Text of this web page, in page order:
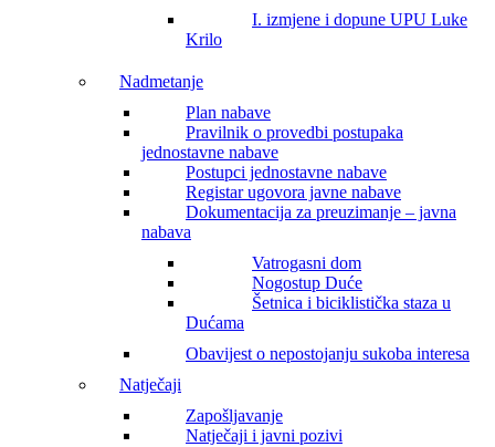
I. izmjene i dopune UPU Luke
Krilo
Nadmetanje
Plan nabave
Pravilnik o provedbi postupaka
jednostavne nabave
Postupci jednostavne nabave
Registar ugovora javne nabave
Dokumentacija za preuzimanje – javna
nabava
Vatrogasni dom
Nogostup Duće
Šetnica i biciklistička staza u
Dućama
Obavijest o nepostojanju sukoba interesa
Natječaji
Zapošljavanje
Natječaji i javni pozivi